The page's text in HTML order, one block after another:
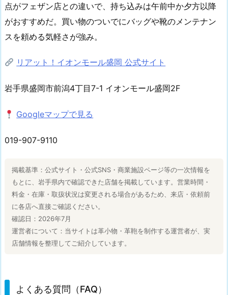
点がフェザン店との違いで、持ち込みは午前中か夕方以降
がおすすめだ。買い物のついでにバッグや靴のメンテナン
スを頼める気軽さが強み。
リアット！イオンモール盛岡 公式サイト
岩手県盛岡市前潟4丁目7-1 イオンモール盛岡2F
Googleマップで見る
019-907-9110
掲載基準：公式サイト・公式SNS・商業施設ページ等の一次情報を
もとに、岩手県内で確認できた店舗を掲載しています。営業時間・
料金・在庫・取扱状況は変更される場合があるため、来店・依頼前
に各店へ直接ご確認ください。
確認日：2026年7月
運営者について：当サイトは革小物・革鞄を制作する運営者が、実
店舗情報を整理してご紹介しています。
よくある質問（FAQ）